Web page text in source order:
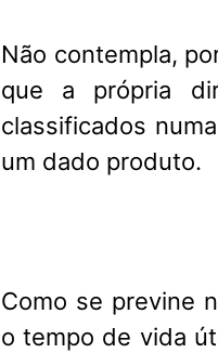
Não contempla,
que a própria
classificados
um dado produto.
Como se previne
o tempo de vida